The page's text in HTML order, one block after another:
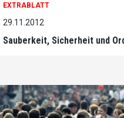
EXTRABLATT
29.11.2012
Sauberkeit, Sicherheit und